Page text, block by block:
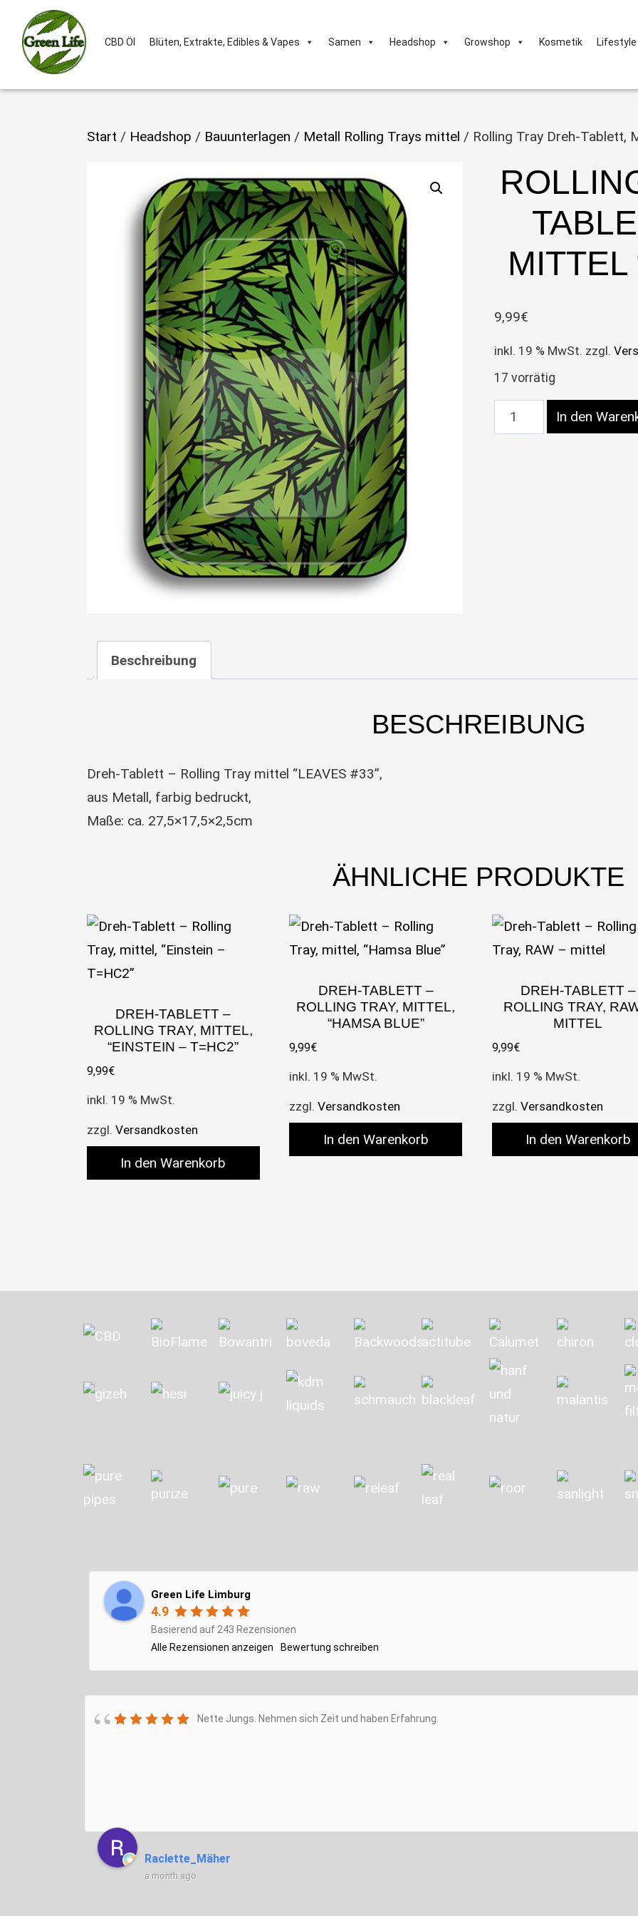
CBD Öl Blüten, Extrakte, Edibles & Vapes Samen Headshop Growshop Kosmetik Lifestyle
Start / Headshop / Bauunterlagen / Metall Rolling Trays mittel / Rolling Tray Dreh-Tablett,
MITTEL
9,99€
inkl. 19 % MwSt. zzgl.
17 vorrätig
Rolling Tray Dreh-
In den
Beschreibung
BESCHREIBUNG
Dreh-Tablett – Rolling Tray mittel “LEAVES #33”,
aus Metall, farbig bedruckt,
Maße: ca. 27,5×17,5×2,5cm
ÄHNLICHE PRODUKTE
DREH-TABLETT –
ROLLING TRAY, MITTEL,
“EINSTEIN – T=HC2”
9,99€
inkl. 19 % MwSt.
zzgl. Versandkosten
In den Warenkorb
DREH-TABLETT –
ROLLING TRAY, MITTEL,
“HAMSA BLUE”
9,99€
inkl. 19 % MwSt.
zzgl.Versandkosten
In den Warenkorb
DREH-TABLETT –
ROLLING TRAY,
MITTEL
9,99€
inkl. 19 % MwSt.
zzgl. Versandkosten
In den Warenkorb
Green Life Limburg
4.9
Basierend auf 243 Rezensionen
Alle Rezensionen anzeigen
Bewertung schreiben
Nette Jungs. Nehmen sich Zeit und haben Erfahrung.
Raclette_Mäher
a month ago